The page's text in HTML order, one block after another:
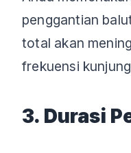
penggantian
total akan
frekuensi
3. Durasi